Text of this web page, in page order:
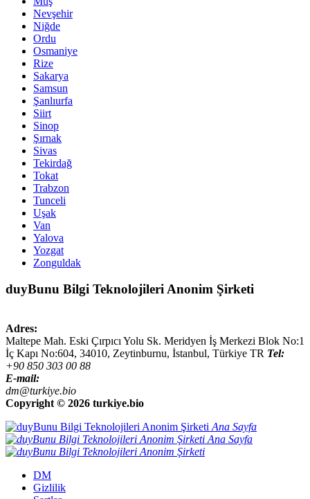
Nevşehir
Niğde
Ordu
Osmaniye
Rize
Sakarya
Samsun
Şanlıurfa
Siirt
Sinop
Şırnak
Sivas
Tekirdağ
Tokat
Trabzon
Tunceli
Uşak
Van
Yalova
Yozgat
Zonguldak
duyBunu Bilgi Teknolojileri Anonim Şirketi
Adres:
Maltepe Mah. Eski Çırpıcı Yolu Sk. Meridyen İş Merkezi Blok No:1
İç Kapı No:604, 34010, Zeytinburnu, İstanbul, Türkiye TR Tel:
+90 850 303 00 88
E-mail:
dm@turkiye.bio
Copyright © 2026 turkiye.bio
Ana Sayfa
Ana Sayfa
DM
Gizlilik